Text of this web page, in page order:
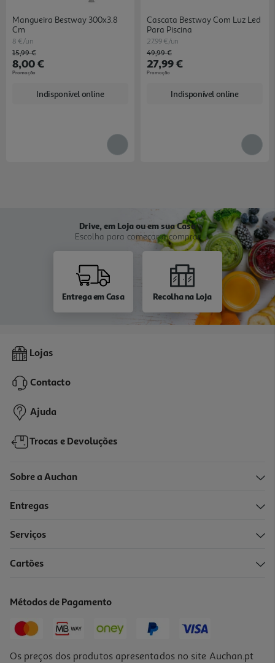
Mangueira Bestway 300x3.8
Cm
8 €/un
Price reduced from
15,99 €to
8,00 €
Promoção
Indisponível online
Cascata Bestway Com Luz Led
Para Piscina
27.99 €/un
Price reduced from
49,99 €to
27,99 €
Promoção
Indisponível online
Drive, em Loja ou em sua Casa
Escolha para começar a comprar
Entrega em Casa Recolha na Loja
Lojas
Contacto
Ajuda
Trocas e Devoluções
Sobre a Auchan
Entregas
Serviços
Cartões
Métodos de Pagamento
Os preços dos produtos apresentados no site Auchan.pt